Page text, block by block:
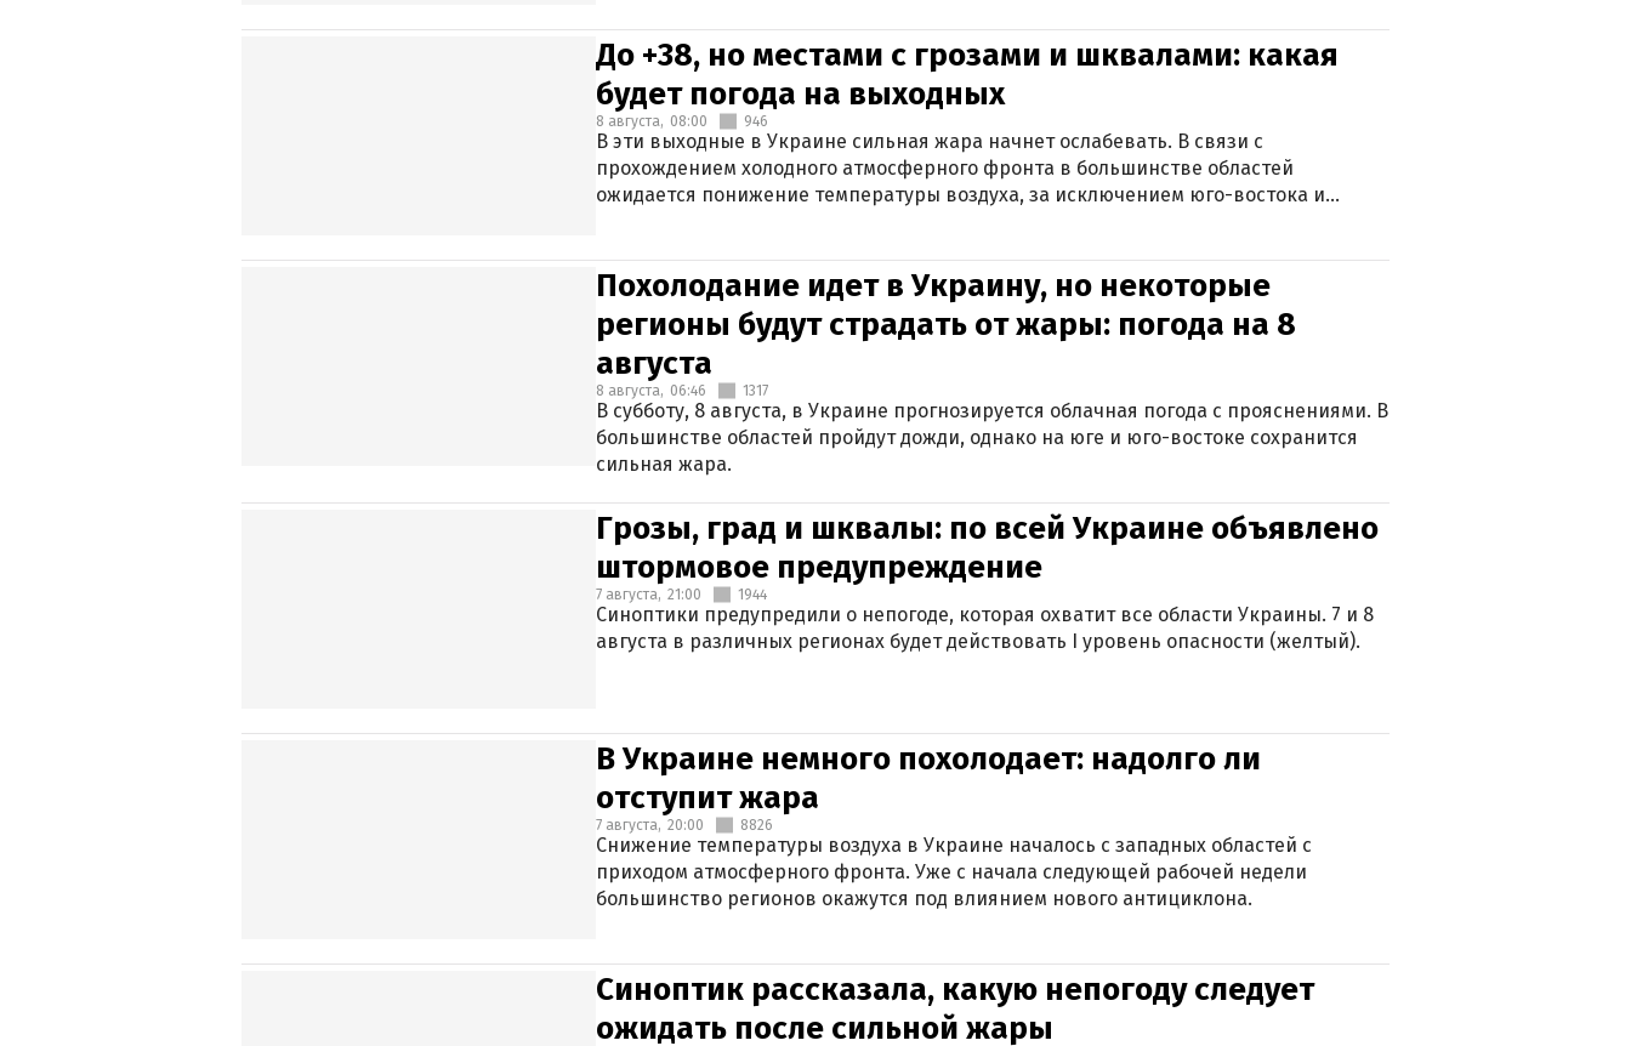
До +38, но местами с грозами и шквалами: какая
будет погода на выходных
8 августа, 08:00 946
В эти выходные в Украине сильная жара начнет ослабевать. В связи с
прохождением холодного атмосферного фронта в большинстве областей
ожидается понижение температуры воздуха, за исключением юго-востока и
Похолодание идет в Украину, но некоторые
регионы будут страдать от жары: погода на 8
августа
8 августа, 06:46 1317
В субботу, 8 августа, в Украине прогнозируется облачная погода с прояснениями. В
большинстве областей пройдут дожди, однако на юге и юго-востоке сохранится
сильная жара.
Грозы, град и шквалы: по всей Украине объявлено
штормовое предупреждение
7 августа, 21:00 1944
Синоптики предупредили о непогоде, которая охватит все области Украины. 7 и 8
августа в различных регионах будет действовать I уровень опасности (желтый).
В Украине немного похолодает: надолго ли
отступит жара
7 августа, 20:00 8826
Снижение температуры воздуха в Украине началось с западных областей с
приходом атмосферного фронта. Уже с начала следующей рабочей недели
большинство регионов окажутся под влиянием нового антициклона.
Синоптик рассказала, какую непогоду следует
ожидать после сильной жары